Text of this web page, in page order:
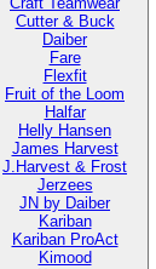
Cutter & Buck
Daiber
Fare
Flexfit
Fruit of the Loom
Halfar
Helly Hansen
James Harvest
J.Harvest & Frost
Jerzees
JN by Daiber
Kariban
Kariban ProAct
Kimood